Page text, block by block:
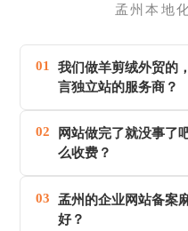
孟州本地
01
我们做羊剪绒外贸的
言独立站的服务商？
02
网站做完了就没事了
么收费？
03 孟州的企业网站备案
好？